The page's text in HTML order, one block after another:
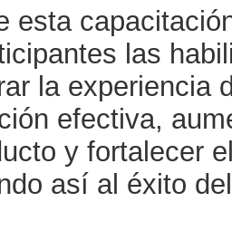
esta
las
la experiencia
efectiva,
y fortalecer
así al éxito